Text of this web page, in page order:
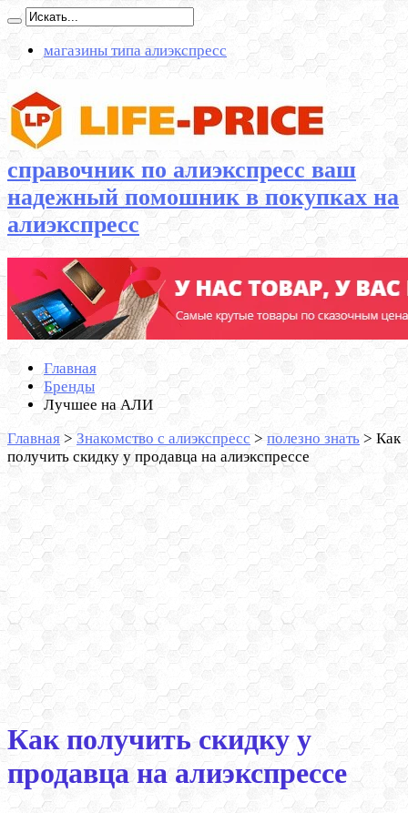
магазины типа алиэкспресс
справочник по алиэкспресс ваш
надежный помошник в покупках на
алиэкспресс
Главная
Бренды
Лучшее на АЛИ
Главная > Знакомство с алиэкспресс > полезно знать > Как
получить скидку у продавца на алиэкспрессе
Как получить скидку у
продавца на алиэкспрессе